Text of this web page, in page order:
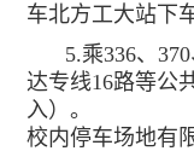
车北方工大站下车
5.乘336、
达专线16路等公
入）。
校内停车场地有